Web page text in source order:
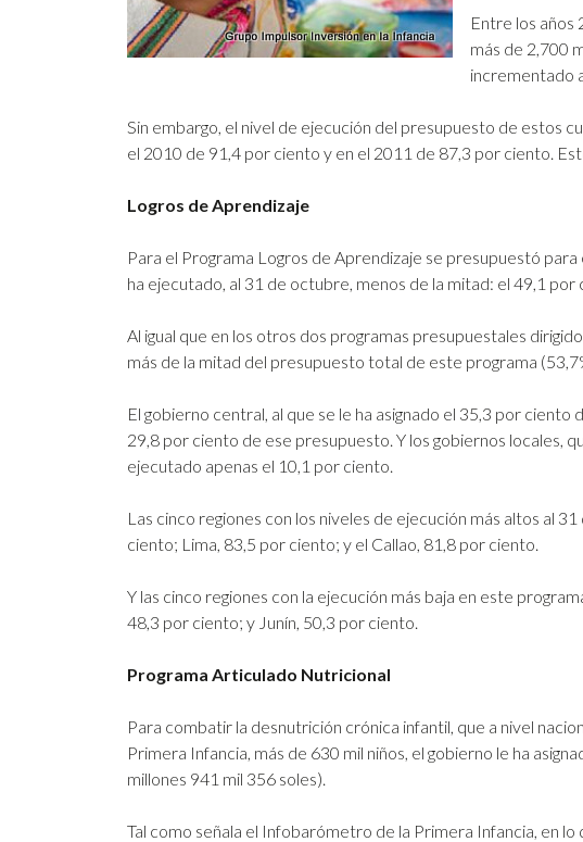
Entre los años
más de 2,700
incrementado
Sin embargo, el nivel de ejecución del presupuesto de estos
el 2010 de 91,4 por ciento y en el 2011 de 87,3 por ciento.
Logros de Aprendizaje
Para el Programa Logros de Aprendizaje se presupuestó
ha ejecutado, al 31 de octubre, menos de la mitad: el 49,1 por
Al igual que en los otros dos programas presupuestales
más de la mitad del presupuesto total de este programa
El gobierno central, al que se le ha asignado el 35,3 por
29,8 por ciento de ese presupuesto. Y los gobiernos locales,
ejecutado apenas el 10,1 por ciento.
Las cinco regiones con los niveles de ejecución más altos al
ciento; Lima, 83,5 por ciento; y el Callao, 81,8 por ciento.
Y las cinco regiones con la ejecución más baja en este
48,3 por ciento; y Junín, 50,3 por ciento.
Programa Articulado Nutricional
Para combatir la desnutrición crónica infantil, que a nivel
Primera Infancia, más de 630 mil niños, el gobierno le ha
millones 941 mil 356 soles).
Tal como señala el Infobarómetro de la Primera Infancia, en